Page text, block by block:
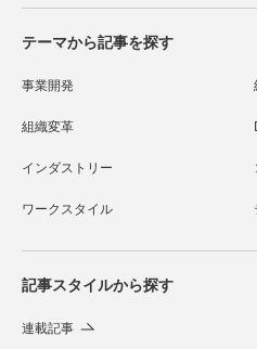
テーマから記事を探す
事業開発
組織変革
インダストリー
ワークスタイル
記事スタイルから探す
連載記事